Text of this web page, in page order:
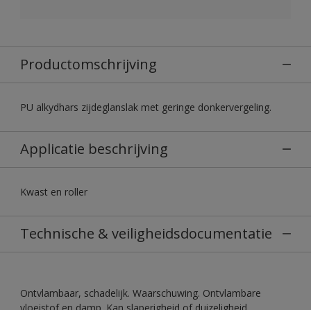
Productomschrijving
PU alkydhars zijdeglanslak met geringe donkervergeling.
Applicatie beschrijving
Kwast en roller
Technische & veiligheidsdocumentatie
Ontvlambaar, schadelijk. Waarschuwing. Ontvlambare